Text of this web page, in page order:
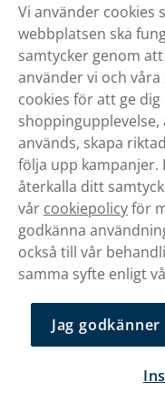
Om oss
Vi använder cookies
webbplatsen ska
samtycker genom att
använder vi och
cookies för att ge
används, skapa
följa upp kampanjer.
återkalla ditt
vår cookiepolicyför
godkänna
också till vår
samma syfte enligt
Jag godkänner